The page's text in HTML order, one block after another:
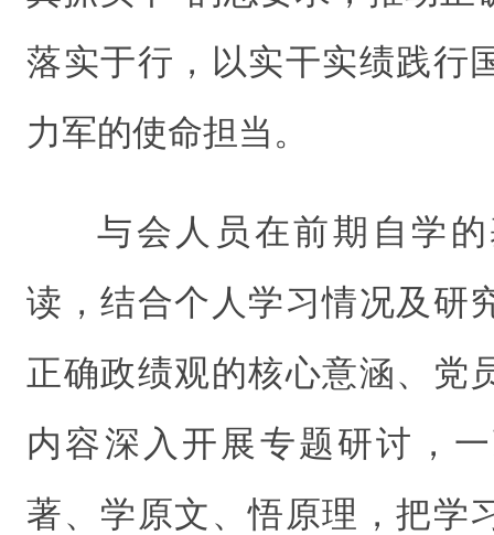
落实于行，以实干实绩践行
力军的使命担当。
与会人员在前期自学
读，结合个人学习情况及研
正确政绩观的核心意涵、党
内容深入开展专题研讨，
著、学原文、悟原理，把学